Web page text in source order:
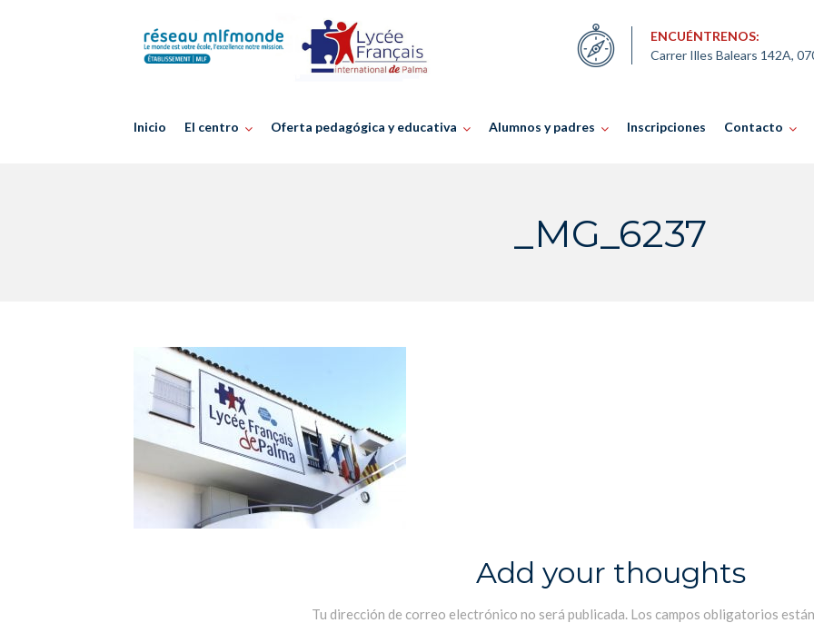
ENCUÉNTRENOS:
Carrer Illes Balears 142A,
Inicio El centro Oferta pedagógica y educativa Alumnos y padres Inscripciones Contacto
_MG_6237
Add your thoughts
Tu dirección de correo electrónico no será publicada. Los campos obligatorios